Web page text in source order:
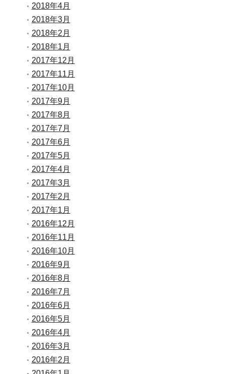
2018年4月
2018年3月
2018年2月
2018年1月
2017年12月
2017年11月
2017年10月
2017年9月
2017年8月
2017年7月
2017年6月
2017年5月
2017年4月
2017年3月
2017年2月
2017年1月
2016年12月
2016年11月
2016年10月
2016年9月
2016年8月
2016年7月
2016年6月
2016年5月
2016年4月
2016年3月
2016年2月